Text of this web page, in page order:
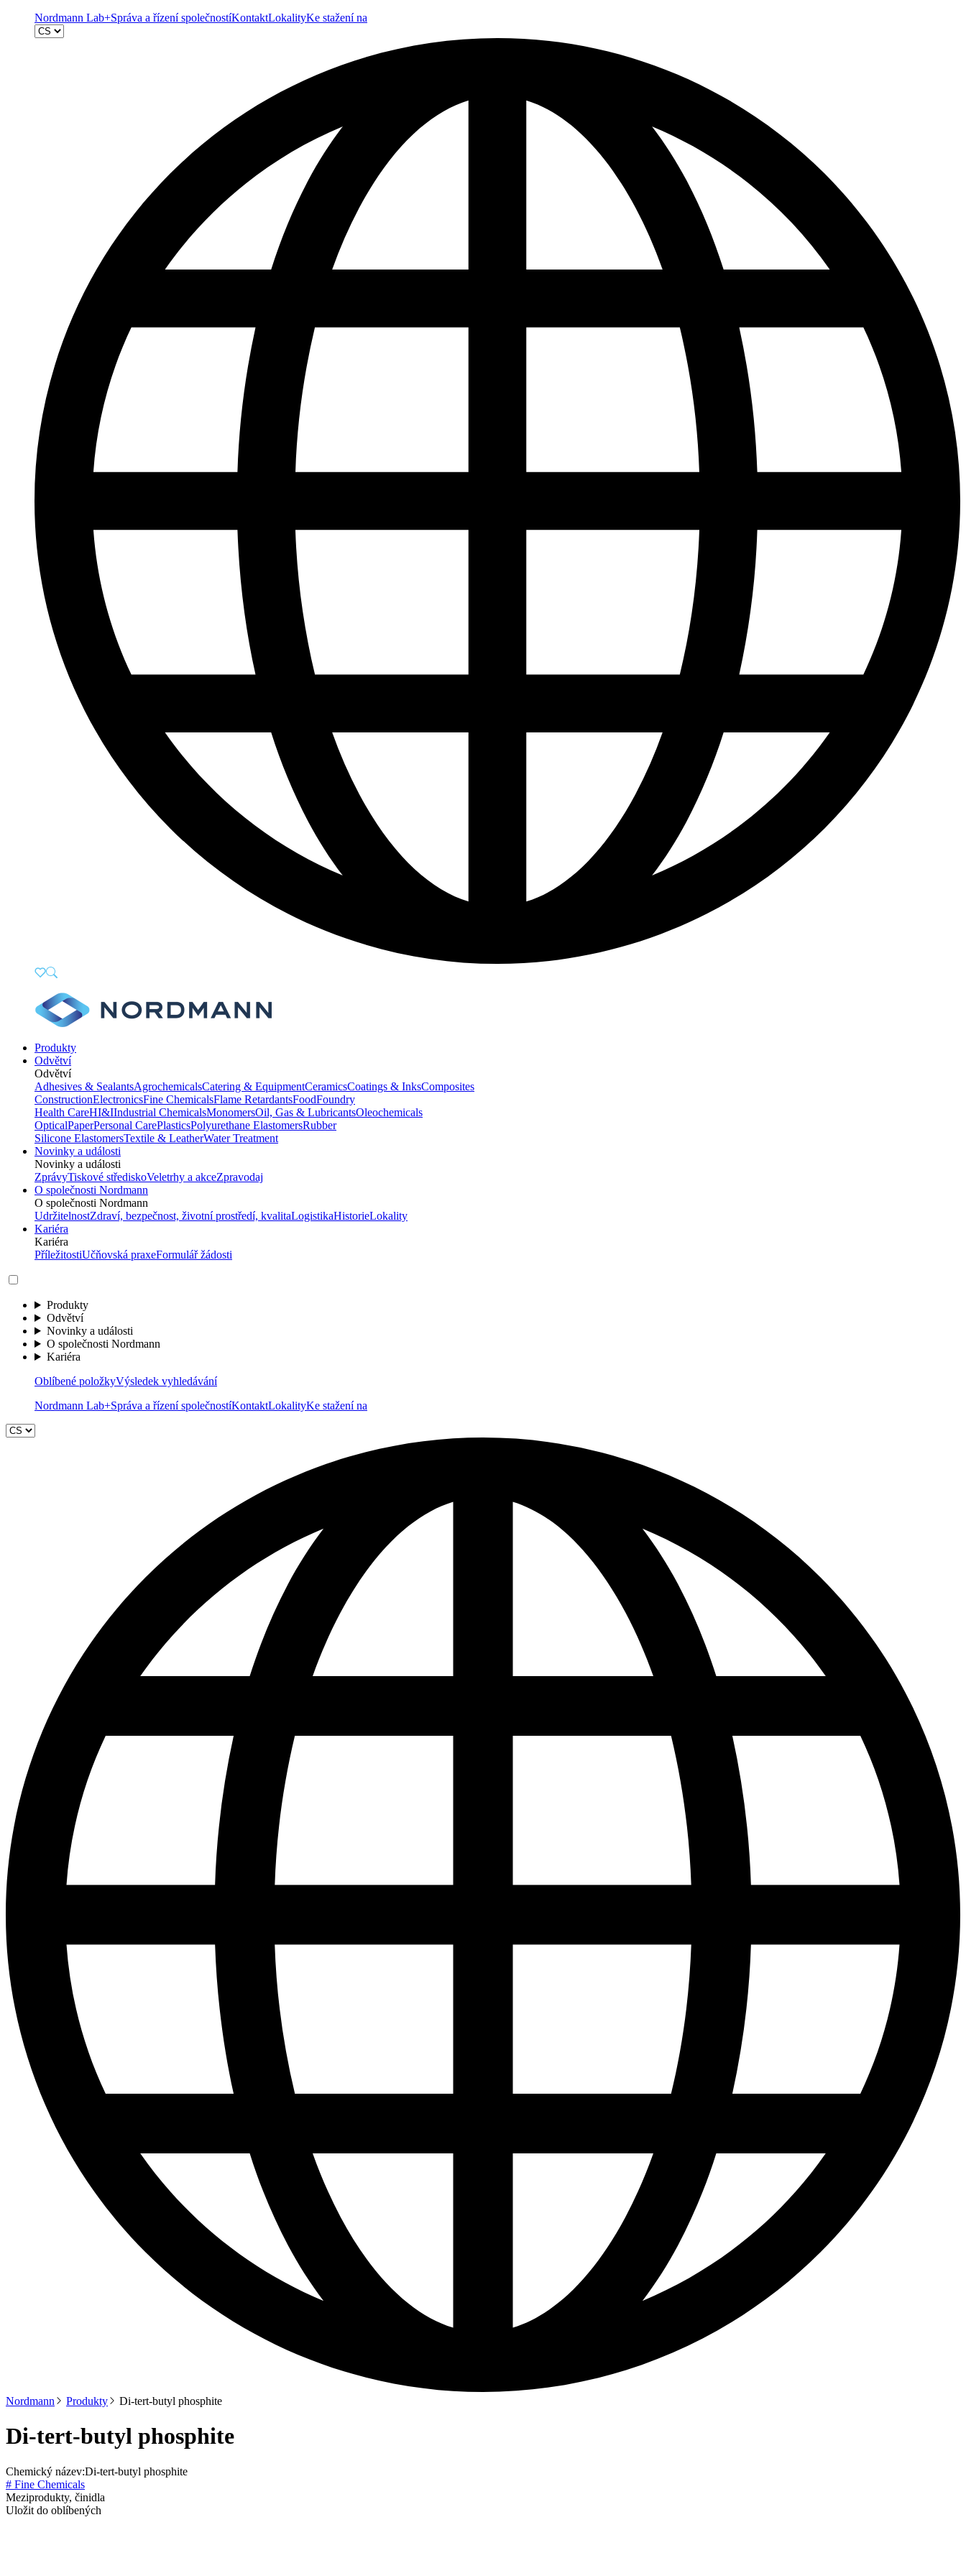
Nordmann Lab+Správa a řízení společnostíKontaktLokalityKe stažení na
Produkty
Odvětví
Odvětví
Adhesives & SealantsAgrochemicalsCatering & EquipmentCeramicsCoatings & InksComposites
ConstructionElectronicsFine ChemicalsFlame RetardantsFoodFoundry
Health CareHI&IIndustrial ChemicalsMonomersOil, Gas & LubricantsOleochemicals
OpticalPaperPersonal CarePlasticsPolyurethane ElastomersRubber
Silicone ElastomersTextile & LeatherWater Treatment
Novinky a události
Novinky a události
ZprávyTiskové střediskoVeletrhy a akceZpravodaj
O společnosti Nordmann
O společnosti Nordmann
UdržitelnostZdraví, bezpečnost, životní prostředí, kvalitaLogistikaHistorieLokality
Kariéra
Kariéra
PříležitostiUčňovská praxeFormulář žádosti
Produkty
Odvětví
Novinky a události
O společnosti Nordmann
Kariéra
Oblíbené položkyVýsledek vyhledávání
Nordmann Lab+Správa a řízení společnostíKontaktLokalityKe stažení na
Nordmann Produkty Di-tert-butyl phosphite
Di-tert-butyl phosphite
Chemický název:Di-tert-butyl phosphite
# Fine Chemicals
Meziprodukty, činidla
Uložit do oblíbených